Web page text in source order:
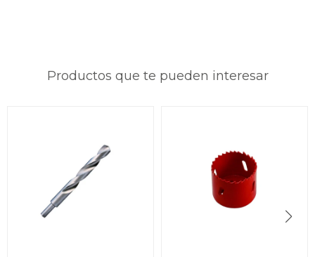
Productos que te pueden interesar